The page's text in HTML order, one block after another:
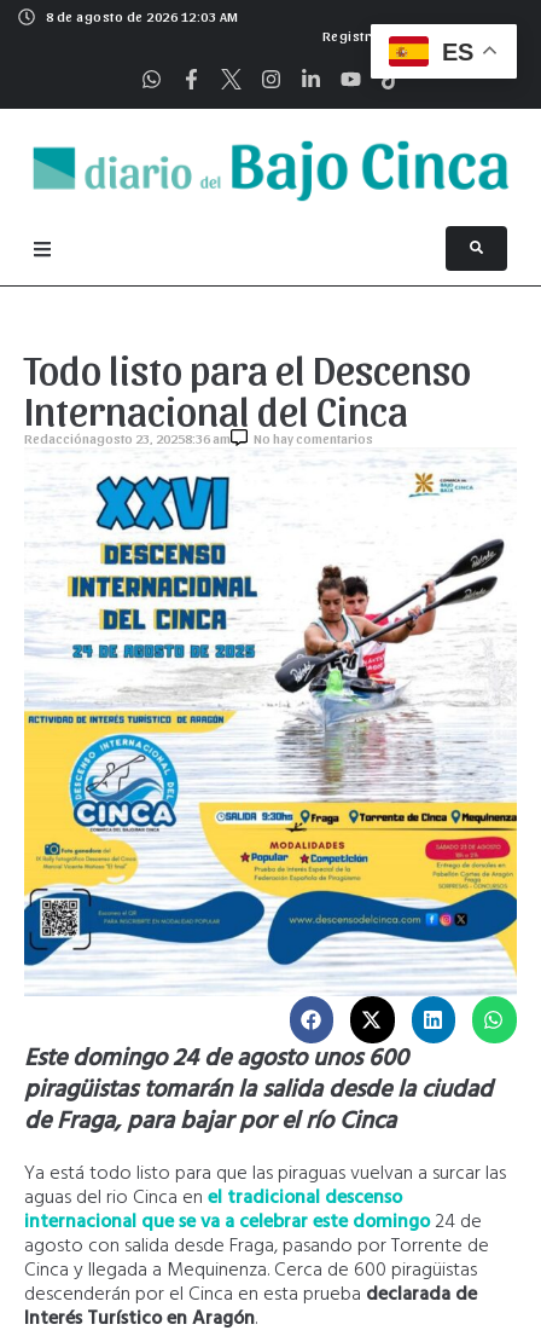
8 de agosto de 2026 12:03 AM
Registrarse
Todo listo para el Descenso
Internacional del Cinca
Redacciónagosto 23, 20258:36 am No hay comentarios
Este domingo 24 de agosto unos 600
piragüistas tomarán la salida desde la ciudad
de Fraga, para bajar por el río Cinca
Ya está todo listo para que las piraguas vuelvan a surcar las
aguas del rio Cinca enel tradicional descenso
internacional que se va a celebrar este domingo24 de
agosto con salida desde Fraga, pasando por Torrente de
Cinca y llegada a Mequinenza. Cerca de 600 piragüistas
descenderán por el Cinca en esta prueba declarada de
Interés Turístico en Aragón.
ES